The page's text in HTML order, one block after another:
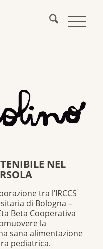
NEL
tra l’IRCCS
di Bologna –
Beta Cooperativa
la
sana alimentazione
pediatrica.